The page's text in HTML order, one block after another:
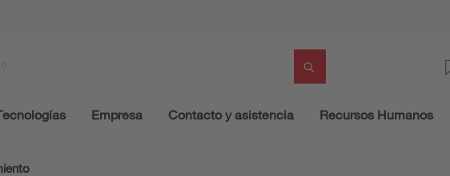
Empresa Contacto y asistencia Recursos Humanos